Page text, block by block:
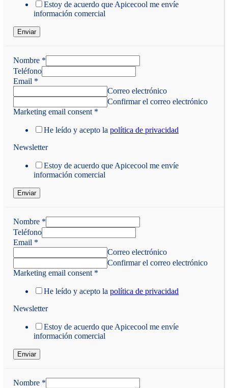
Estoy de acuerdo que Apicecool me envíe
información comercial
Enviar
Nombre *
Teléfono
Email *
Correo electrónico
Confirmar el correo electrónico
Marketing email consent *
He leído y acepto la política de privacidad
Newsletter
Estoy de acuerdo que Apicecool me envíe
información comercial
Enviar
Nombre *
Teléfono
Email *
Correo electrónico
Confirmar el correo electrónico
Marketing email consent *
He leído y acepto la política de privacidad
Newsletter
Estoy de acuerdo que Apicecool me envíe
información comercial
Enviar
Nombre *